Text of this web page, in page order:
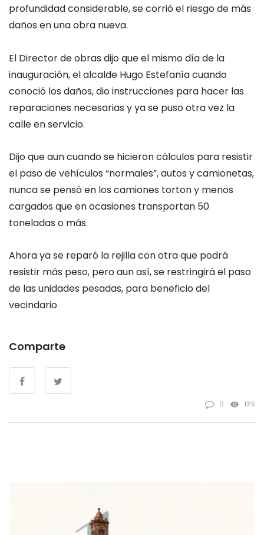
profundidad considerable, se corrió el riesgo de más
daños en una obra nueva.
El Director de obras dijo que el mismo día de la
inauguración, el alcalde Hugo Estefanía cuando
conoció los daños, dio instrucciones para hacer las
reparaciones necesarias y ya se puso otra vez la
calle en servicio.
Dijo que aun cuando se hicieron cálculos para resistir
el paso de vehículos “normales”, autos y camionetas,
nunca se pensó en los camiones torton y menos
cargados que en ocasiones transportan 50
toneladas o más.
Ahora ya se reparó la rejilla con otra que podrá
resistir más peso, pero aun así, se restringirá el paso
de las unidades pesadas, para beneficio del
vecindario
Comparte
0 125